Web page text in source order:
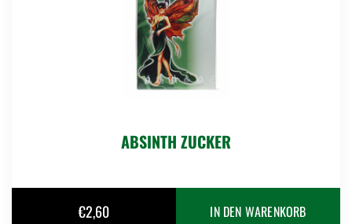
ABSINTH ZUCKER
€2,60 IN DEN WARENKORB